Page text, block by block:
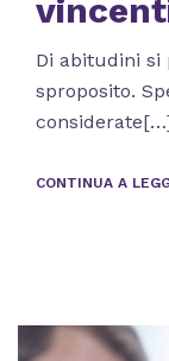
Di abitudini si
sproposito.
CONTINUA A